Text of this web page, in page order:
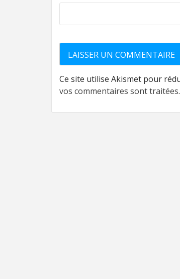
Ce site utilise Akismet pour
vos commentaires sont traitées.